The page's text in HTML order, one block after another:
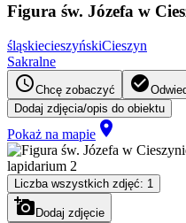
Figura św. Józefa w
śląskiecieszyńskiCieszyn
Sakralne
access_timeChcę zobaczyć check_circle
Dodaj zdjęcia/opis do obiektu
Pokaż na mapie place
Liczba wszystkich zdjęć: 1
add_a_photoDodaj zdjęcie